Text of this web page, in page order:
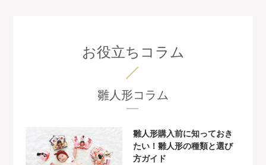
お役立ちコラム
雛人形コラム
雛人形購入前に知っておき
たい！雛人形の種類と選び
方ガイド